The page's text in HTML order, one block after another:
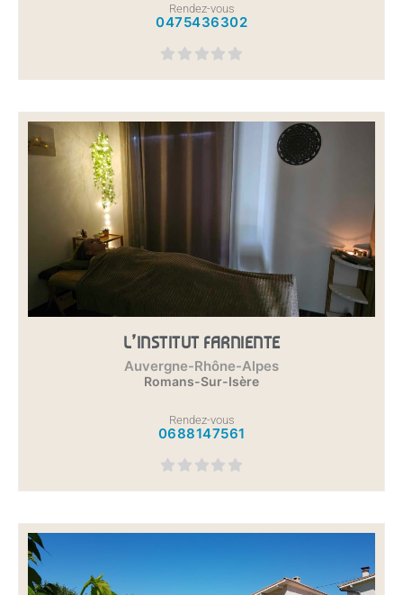
Rendez-vous
0475436302
L’INSTITUT FARNIENTE
Auvergne-Rhône-Alpes
Romans-Sur-Isère
Rendez-vous
0688147561